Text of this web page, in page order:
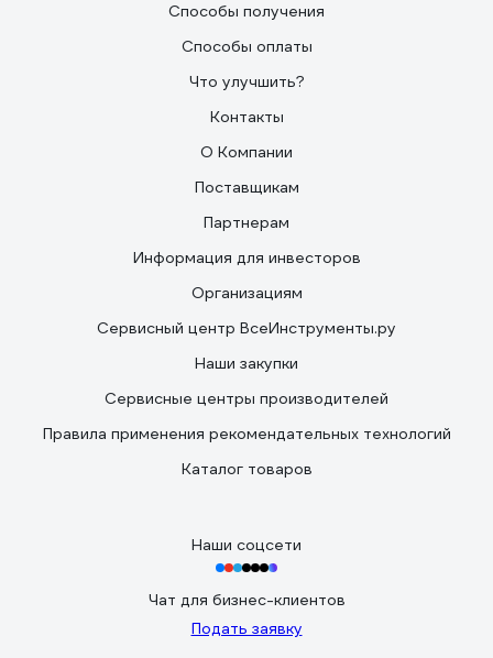
Способы получения
Способы оплаты
Что улучшить?
Контакты
О Компании
Поставщикам
Партнерам
Информация для инвесторов
Организациям
Сервисный центр ВсеИнструменты.ру
Наши закупки
Сервисные центры производителей
Правила применения рекомендательных технологий
Каталог товаров
Наши соцсети
Чат для бизнес-клиентов
Подать заявку